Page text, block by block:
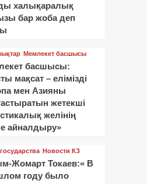
халықаралық
бар жоба деп
Мемлекет басшысы
басшысы:
мақсат – елімізді
мен Азияны
жетекші
желінің
айналдыру»
Новости КЗ
Жомарт Токаев:« В
году было